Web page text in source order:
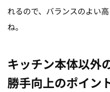
れるので、バランスのよい
ね。
キッチン本体以外
勝手向上のポイン